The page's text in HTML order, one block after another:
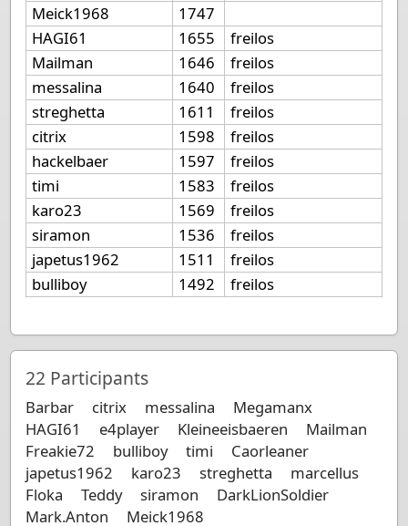
Meick1968
1747
HAGI61
1655
freilos
Mailman
1646
freilos
messalina
1640
freilos
streghetta
1611
freilos
citrix
1598
freilos
hackelbaer
1597
freilos
timi
1583
freilos
karo23
1569
freilos
siramon
1536
freilos
japetus1962
1511
freilos
bulliboy
1492 freilos
22 Participants
Barbar citrix messalina
Megamanx
HAGI61
e4player Kleineeisbaeren
Mailman
Freakie72
bulliboy timi
Caorleaner
japetus1962
karo23 streghetta
marcellus
Floka
Teddy siramon
DarkLionSoldier
Mark.Anton
Meick1968